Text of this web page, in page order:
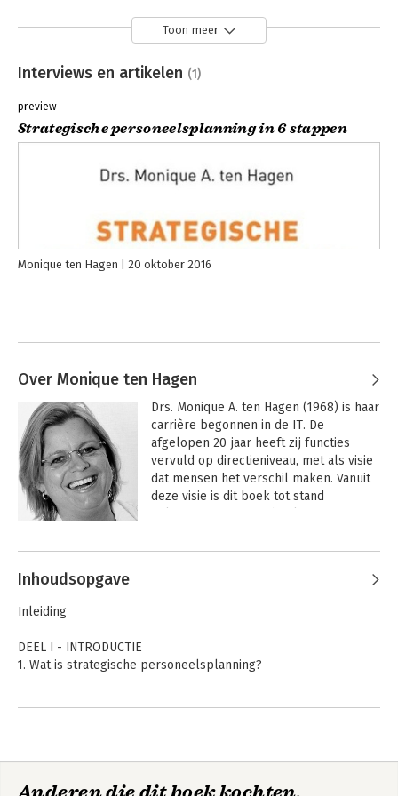
Toon meer
Interviews en artikelen (1)
preview
Strategische personeelsplanning in 6 stappen
Monique ten Hagen 20 oktober 2016
Over Monique ten Hagen
Drs. Monique A. ten Hagen (1968) is haar
carrière begonnen in de IT. De
afgelopen 20 jaar heeft zij functies
vervuld op directieniveau, met als visie
dat mensen het verschil maken. Vanuit
deze visie is dit boek tot stand
Plain Orange,  een bureau dat opereert
een combinatie van de juiste mensen,
toereikende middelen en toegankelijke
Andere boeken door Monique ten
Hagen
Inhoudsopgave
Inleiding
DEEL I - INTRODUCTIE
1. Wat is strategische personeelsplanning?
2.3. De toekomst van werk